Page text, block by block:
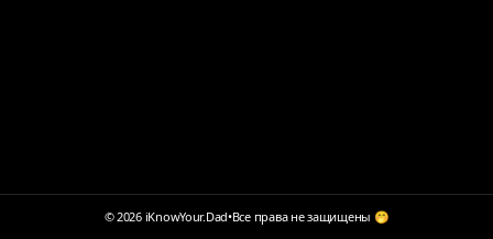
© 2026 iKnowYour.Dad•Все права не защищены 🤭